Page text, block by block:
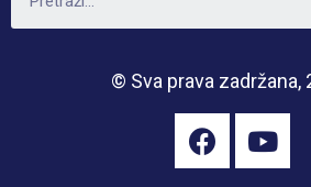
© Sva prava zadržana,